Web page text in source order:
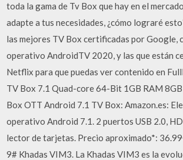
toda la gama de Tv Box que hay en el
adapte a tus necesidades, ¿cómo lograré
las mejores TV Box certificadas por Google,
operativo AndroidTV 2020, y las que están
Netflix para que puedas ver contenido en
TV Box 7.1 Quad-core 64-Bit 1GB RAM
Box OTT Android 7.1 TV Box: Amazon.es:
operativo Android 7.1. 2 puertos USB 2.0,
lector de tarjetas. Precio aproximado*:
9# Khadas VIM3. La Khadas VIM3 es la